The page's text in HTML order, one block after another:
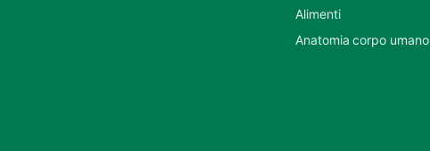
Alimenti
Anatomia corpo umano